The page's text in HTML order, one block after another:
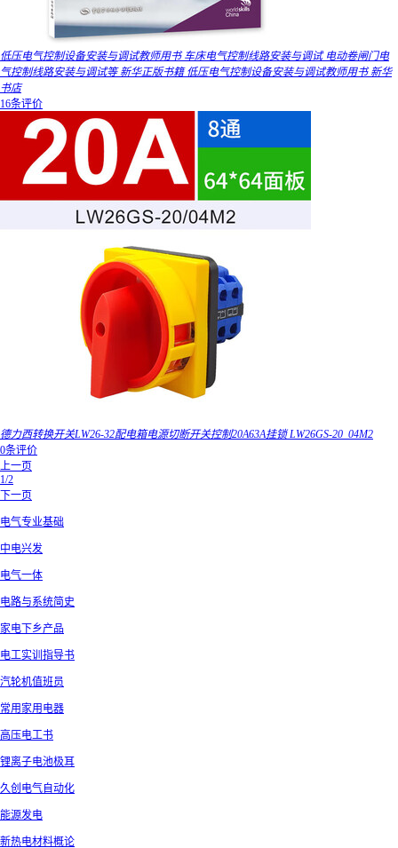
低压电气控制设备安装与调试教师用书 车床电气控制线路安装与调试 电动卷闸门电
气控制线路安装与调试等 新华正版书籍 低压电气控制设备安装与调试教师用书 新华
书店
16条评价
德力西转换开关LW26-32配电箱电源切断开关控制20A63A挂锁 LW26GS-20_04M2
0条评价
上一页
1/2
下一页
电气专业基础
中电兴发
电气一体
电路与系统简史
家电下乡产品
电工实训指导书
汽轮机值班员
常用家用电器
高压电工书
锂离子电池极耳
久创电气自动化
能源发电
新热电材料概论